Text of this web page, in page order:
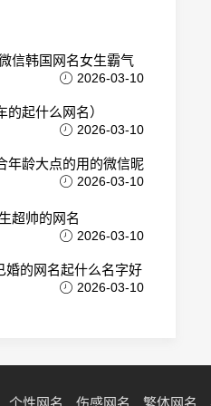
信韩国网名女生霸气
2026-03-10
起什么网名）
2026-03-10
年龄大点的用的微信昵
2026-03-10
超帅的网名
2026-03-10
婚的网名起什么名字好
2026-03-10
个性网名 伤感网名 繁体网名